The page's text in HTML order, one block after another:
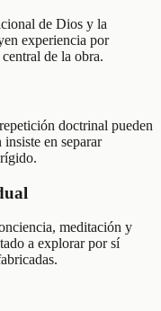
de Dios y la
experiencia por
de la obra.
doctrinal pueden
en separar
meditación y
a explorar por sí